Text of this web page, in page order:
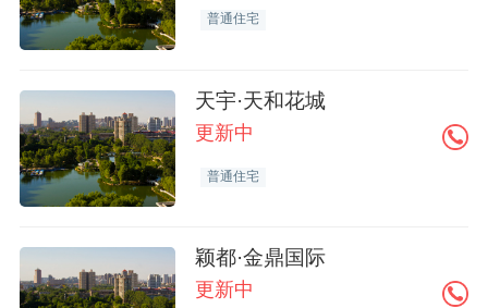
普通住宅
天宇·天和花城
更新中
普通住宅
颖都·金鼎国际
更新中